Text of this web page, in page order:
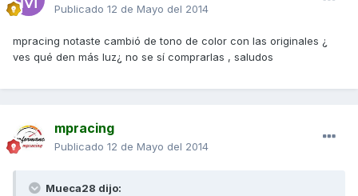
Publicado 12 de Mayo del 2014
mpracing notaste cambió de tono de color con las originales ¿
ves qué den más luz¿ no se sí comprarlas , saludos
mpracing
Publicado 12 de Mayo del 2014
Mueca28 dijo: